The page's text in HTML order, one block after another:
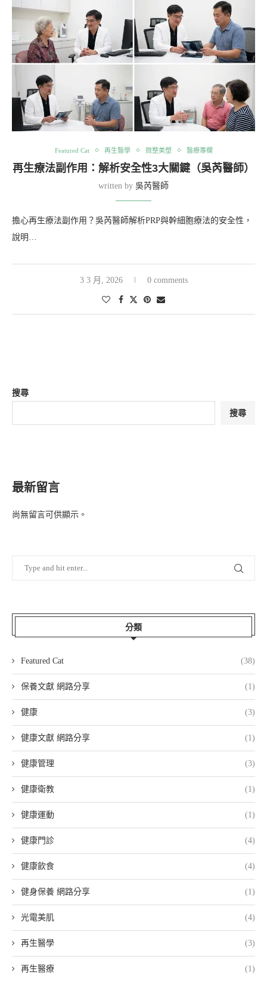
Featured Cat 再生醫學 微整美塑 醫療專欄
再生療法副作用：解析安全性3大關鍵（吳芮醫師）
written by 吳芮醫師
擔心再生療法副作用？吳芮醫師解析PRP與幹細胞療法的安全性，
說明…
3 3 月, 2026 0 comments
搜尋
搜尋
最新留言
尚無留言可供顯示。
分類
Featured Cat (38)
保養文獻 網路分享 (1)
健康 (3)
健康文獻 網路分享 (1)
健康管理 (3)
健康衛教 (1)
健康運動 (1)
健康門診 (4)
健康飲食 (4)
健身保養 網路分享 (1)
光電美肌 (4)
再生醫學 (3)
再生醫療 (1)